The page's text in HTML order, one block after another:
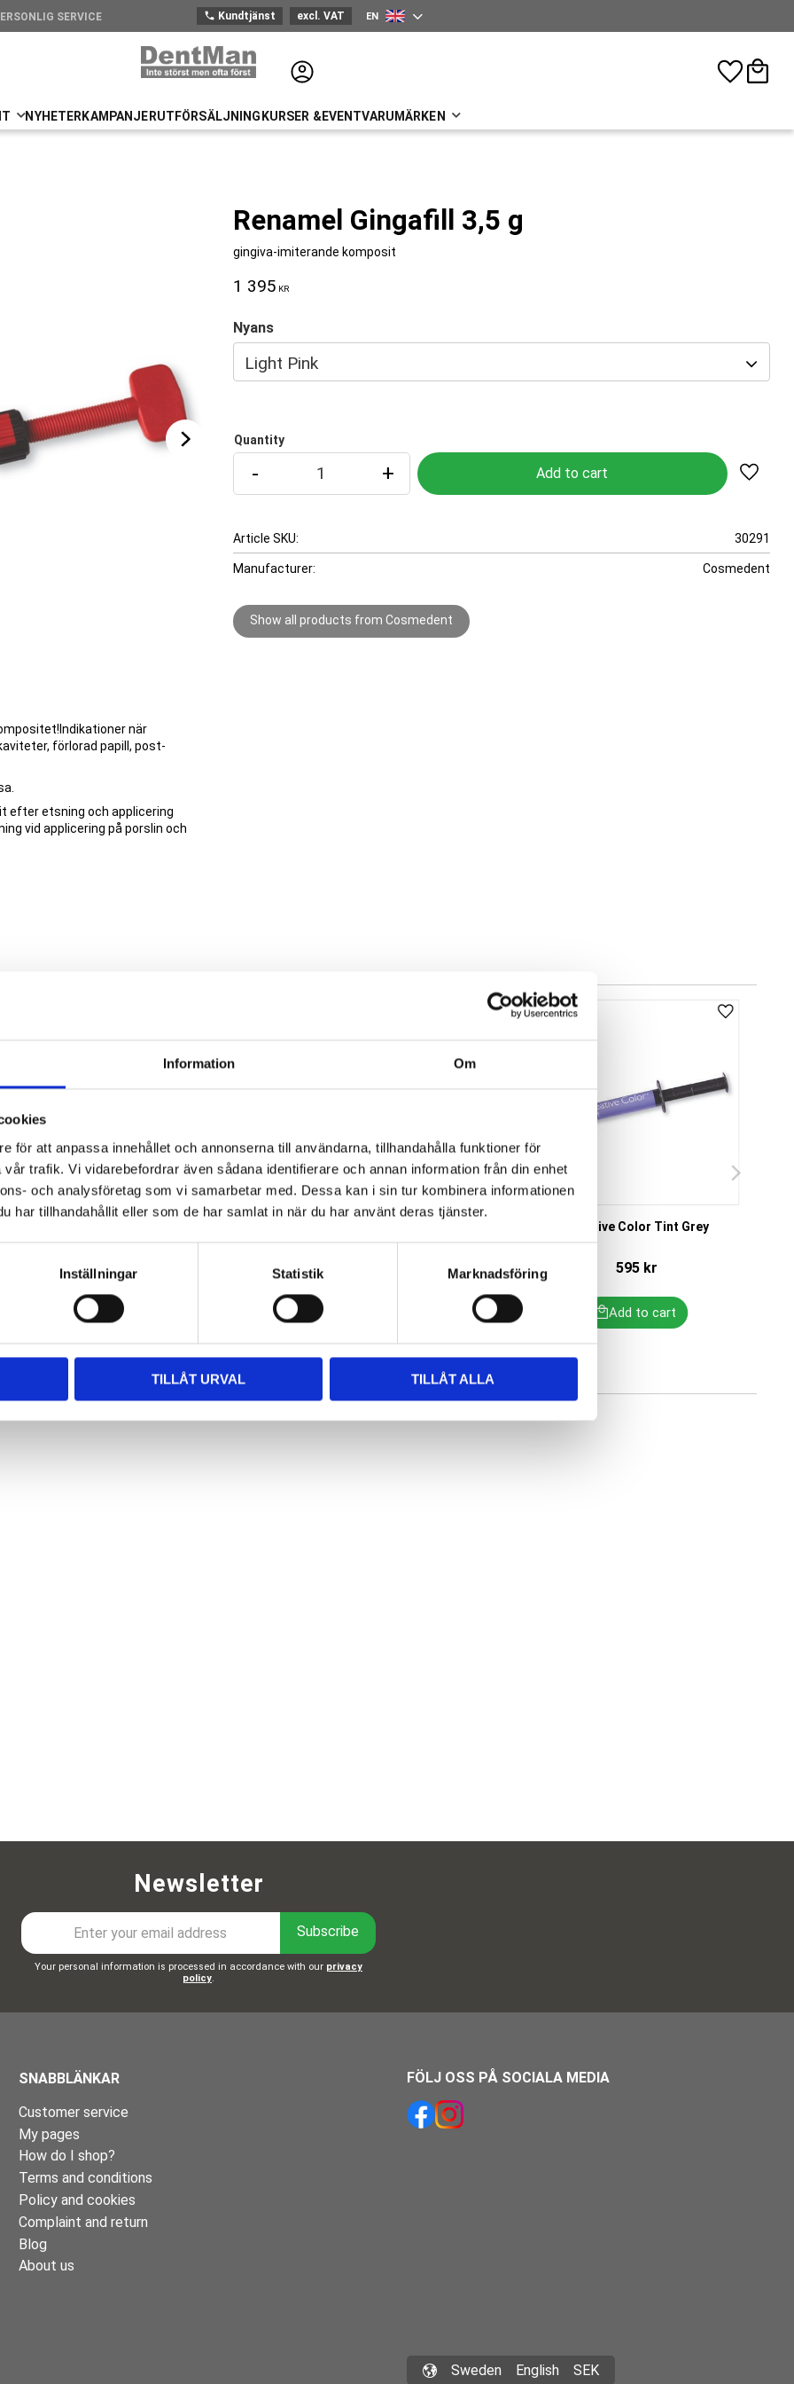
Information Om
för att anpassa innehållet och annonserna till användarna, tillhandahålla funktioner för
trafik. Vi vidarebefordrar även sådana identifierare och annan information från din enhet
och analysföretag som vi samarbetar med. Dessa kan i sin tur kombinera informationen
har tillhandahållit eller som de har samlat in när du har använt deras tjänster.
Inställningar Statistik Marknadsföring
TILLÅT URVAL TILLÅT ALLA
SERVICE
PRODUKTSORTIMENT phone Kundtjänst excl. VAT
English
EN
Favorites
Basket
NYHETER KAMPANJERUTFÖRSÄLJNING KURSER &EVENTVARUMÄRKEN
Renamel Gingafill 3,5 g
gingiva-imiterande komposit
1 395 KR
Nyans
Quantity
+
- Add to
Article SKU 30291
Manufacturer Cosmedent
Show all products from Cosmedent
när
förlorad papill, post-
efter etsning och applicering
vid applicering på porslin och
Add to favorites
Creative Color Tint Grey
595kr
Add to
Newsletter
Subscribe
Your personal information is processed in accordance with our privacy
policy.
SNABBLÄNKAR
Customer service
My pages
How do I shop?
Terms and conditions
Policy and cookies
Complaint and return
Blog
About us
FÖLJ OSS PÅ SOCIALA MEDIA
Sweden English SEK